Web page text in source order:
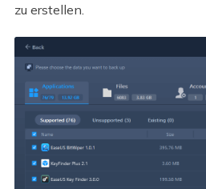
zu erstellen.